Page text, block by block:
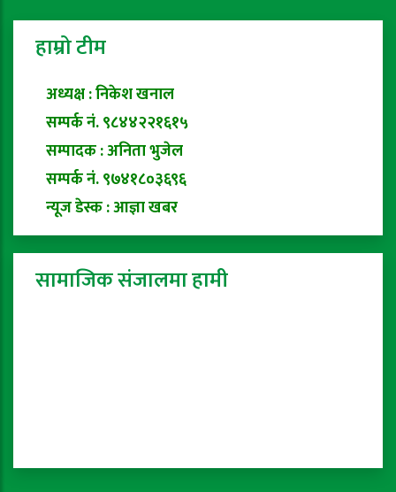
हाम्रो टीम
अध्यक्ष : निकेश खनाल
सम्पर्क नं. ९८४४२२१६१५
सम्पादक : अनिता भुजेल
सम्पर्क नं. ९७४१८०३६९६
न्यूज डेस्क : आज्ञा खबर
सामाजिक संजालमा हामी